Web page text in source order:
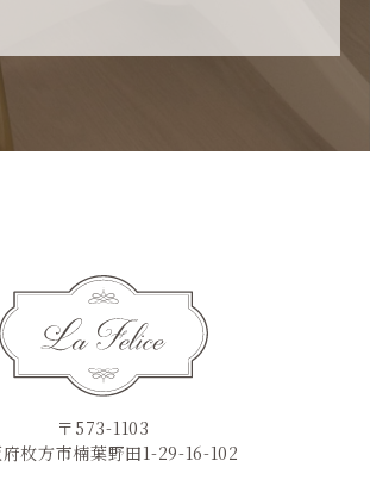
〒573-1103
枚方市楠葉野田1-29-16-102